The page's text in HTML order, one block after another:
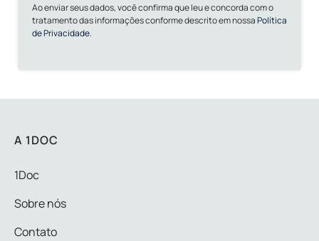
Ao enviar seus dados, você confirma que leu e concorda com o
tratamento das informações conforme descrito em nossaPolítica
de Privacidade.
A 1DOC
1Doc
Sobre nós
Contato